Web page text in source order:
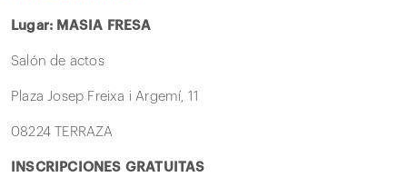
Lugar: MASIA FRESA
Salón de actos
Plaza Josep Freixa i Argemí, 11
08224 TERRAZA
INSCRIPCIONES GRATUITAS